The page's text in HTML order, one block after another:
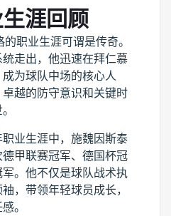
涯回顾
职业生涯可谓是传奇。
走出，他迅速在拜仁慕
为球队中场的核心人
越的防守意识和关键时
业生涯中，施魏因斯泰
甲联赛冠军、德国杯冠
。他不仅是球队战术执
，带领年轻球员成长，
。